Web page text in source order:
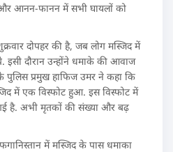
आनन-फानन में सभी घायलों को
दोपहर की है, जब लोग मस्जिद में
इसी दौरान उन्होंने धमाके की आवाज
प्रमुख हाफिज उमर ने कहा कि
में एक विस्फोट हुआ. इस विस्फोट में
है. अभी मृतकों की संख्या और बढ़
में मस्जिद के पास धमाका